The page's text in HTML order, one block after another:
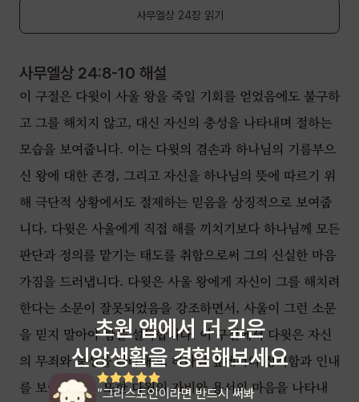
초원 앱에서 더 깊은
신앙생활을 경험해보세요
“그리스도인이라면 반드시 써봐
사무엘상 24장읽기
사무엘상 24:8-10 해설
이 구절은 다윗이 사울 왕을 죽일 기회를 얻었음에도 불구하
고 그를 해치지 않고, 대신 자신의 충성을 나타내며 절하는
모습을 보여줍니다. 이는 다윗의 겸손과 하나님의 기름부으
신 왕에 대한 존경, 그리고 자신을 하나님의 뜻에 따르기 위
해 극단적 상황에서도 절제하는 믿음을 상징적으로 보여줍
니다. 다윗은 사울에게 직접 해를 끼치기보다 하나님께 모든
판단과 정의를 맡기는 태도를 취함으로써 그의 신실한 마음
가짐을 드러냅니다. 다윗은 사울 왕에게 자신이 그를 해치려
한다는 소문이 잘못되었음을 강조하면서, 사울이 그런 소문
을 믿지 말아야 함을 설득합니다. 이 구절에서 다윗은 자신
의 무죄와 충성을 나타내며, 하나님 앞에서의 정직함과 인내
를 보여줍니다. 또한 다윗의 자비와 용서의 마음을 나타내